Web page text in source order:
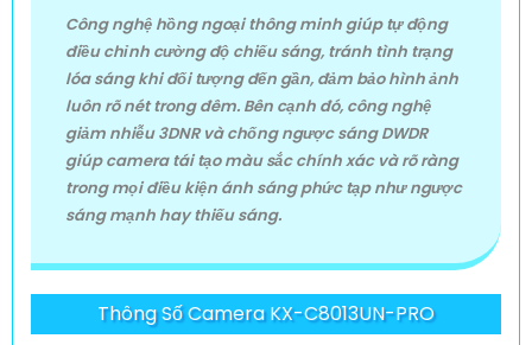
Công nghệ hồng ngoại thông minh giúp tự động
điều chỉnh cường độ chiếu sáng, tránh tình trạng
lóa sáng khi đối tượng đến gần, đảm bảo hình ảnh
luôn rõ nét trong đêm. Bên cạnh đó, công nghệ
giảm nhiễu 3DNR và chống ngược sáng DWDR
giúp camera tái tạo màu sắc chính xác và rõ ràng
trong mọi điều kiện ánh sáng phức tạp như ngược
sáng mạnh hay thiếu sáng.
Thông Số Camera KX-C8013UN-PRO